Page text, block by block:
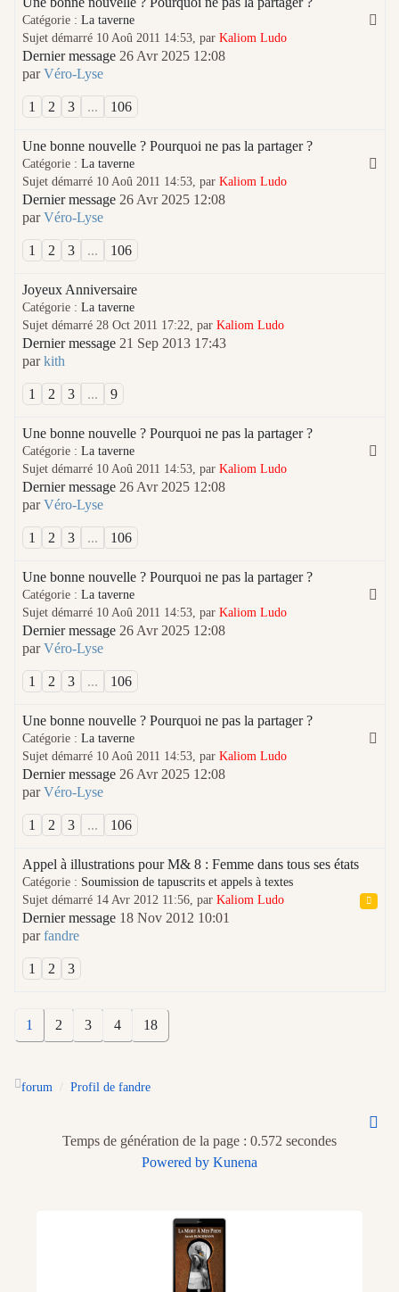
Catégorie : La taverne
Sujet démarré 10 Aoû 2011 14:53, par Kaliom Ludo
Dernier message 26 Avr 2025 12:08
parVéro-Lyse
1 2 3 ... 106
Une bonne nouvelle ? Pourquoi ne pas la partager ?
Catégorie : La taverne
Sujet démarré 10 Aoû 2011 14:53, par Kaliom Ludo
Dernier message 26 Avr 2025 12:08
parVéro-Lyse
1 2 3 ... 106
Joyeux Anniversaire
Catégorie : La taverne
Sujet démarré 28 Oct 2011 17:22, par Kaliom Ludo
Dernier message 21 Sep 2013 17:43
parkith
1 2 3 ... 9
Une bonne nouvelle ? Pourquoi ne pas la partager ?
Catégorie : La taverne
Sujet démarré 10 Aoû 2011 14:53, par Kaliom Ludo
Dernier message 26 Avr 2025 12:08
parVéro-Lyse
1 2 3 ... 106
Une bonne nouvelle ? Pourquoi ne pas la partager ?
Catégorie : La taverne
Sujet démarré 10 Aoû 2011 14:53, par Kaliom Ludo
Dernier message 26 Avr 2025 12:08
parVéro-Lyse
1 2 3 ... 106
Une bonne nouvelle ? Pourquoi ne pas la partager ?
Catégorie : La taverne
Sujet démarré 10 Aoû 2011 14:53, par Kaliom Ludo
Dernier message 26 Avr 2025 12:08
parVéro-Lyse
1 2 3 ... 106
Appel à illustrations pour M& 8 : Femme dans tous ses états
Catégorie : Soumission de tapuscrits et appels à textes
Sujet démarré 14 Avr 2012 11:56, par Kaliom Ludo
Dernier message 18 Nov 2012 10:01
parfandre
1 2 3
1 2 3 4 18
forum Profil de fandre
Temps de génération de la page : 0.572 secondes
Powered by Kunena